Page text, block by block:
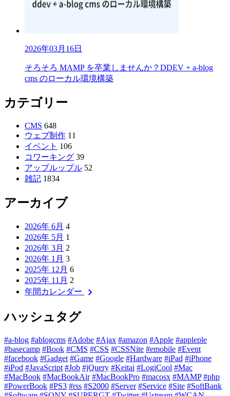
2026年03月16日
そろそろ MAMP を卒業しませんか？DDEV + a-blog
cms のローカル環境構築
カテゴリー
CMS 648
ウェブ制作 11
イベント 106
コワーキング 39
アップルップル 52
雑記 1834
アーカイブ
2026年 6月 4
2026年 5月 1
2026年 3月 2
2026年 1月 3
2025年 12月 6
2025年 11月 2
年間カレンダー
chevron_right
ハッシュタグ
#a-blog #ablogcms #Adobe #Ajax #amazon #Apple #appleple
#basecamp #Book #CMS #CSS #CSSNite #emobile #Event
#facebook #Gadget #Game #Google #Hardware #iPad #iPhone
#iPod #JavaScript #Job #jQuery #Keitai #LogiCool #Mac
#MacBook #MacBookAir #MacBookPro #macosx #MAMP #php
#PowerBook #PS3 #rss #S2000 #Server #Service #Site #SoftBank